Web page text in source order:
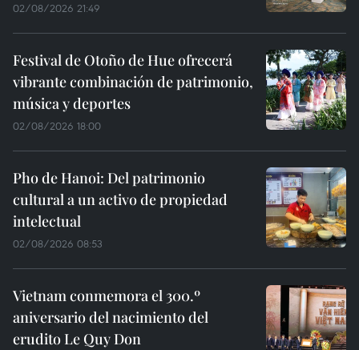
02/08/2026 21:49
Festival de Otoño de Hue ofrecerá
vibrante combinación de patrimonio,
música y deportes
02/08/2026 18:00
Pho de Hanoi: Del patrimonio
cultural a un activo de propiedad
intelectual
02/08/2026 08:53
Vietnam conmemora el 300.º
aniversario del nacimiento del
erudito Le Quy Don